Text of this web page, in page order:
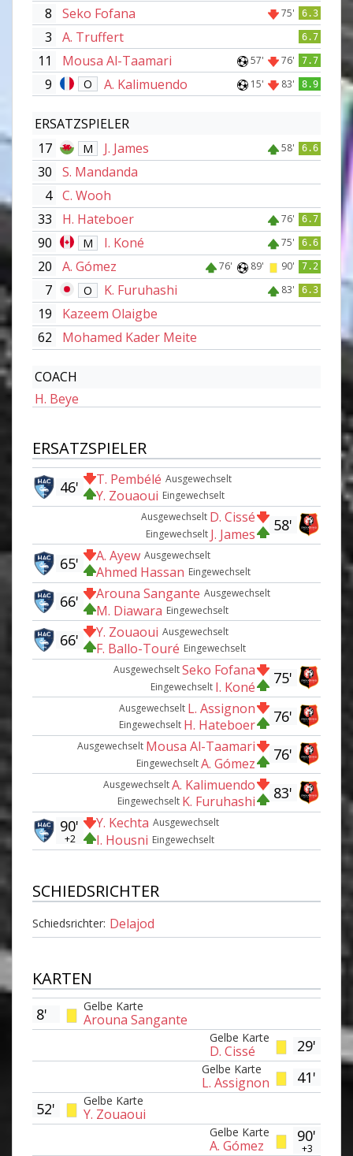
8 Seko Fofana 75' 6.3
3 A. Truffert 6.7
11 Mousa Al-Taamari 57' 76' 7.7
9 O A. Kalimuendo 15' 83' 8.9
ERSATZSPIELER
17
M J. James 58' 6.6
30
S. Mandanda
4 C. Wooh
33
H. Hateboer 76' 6.7
90 M I. Koné 75' 6.6
20 A. Gómez 76' 89' 90' 7.2
7 O K. Furuhashi 83' 6.3
19
Kazeem Olaigbe
62
Mohamed Kader Meite
COACH
H. Beye
ERSATZSPIELER
Ausgewechselt
T. Pembélé
Eingewechselt
Y. Zouaoui
46'
58'
Ausgewechselt D. Cissé
Eingewechselt J. James
Ausgewechselt
A. Ayew
Eingewechselt
Ahmed Hassan
65'
Ausgewechselt
Arouna Sangante
Eingewechselt
M. Diawara
66'
Ausgewechselt
Y. Zouaoui
Eingewechselt
F. Ballo-Touré
66'
75'
AusgewechseltSeko Fofana
Eingewechselt I. Koné
76'
Ausgewechselt L. Assignon
Eingewechselt H. Hateboer
76'
Ausgewechselt Mousa Al-Taamari
EingewechseltA. Gómez
83'
AusgewechseltA. Kalimuendo
Eingewechselt K. Furuhashi
Ausgewechselt
Y. Kechta
Eingewechselt
I. Housni
90'
+2
SCHIEDSRICHTER
Schiedsrichter: Delajod
KARTEN
Gelbe Karte
Arouna Sangante
8'
29'
Gelbe Karte
D. Cissé
41'
Gelbe Karte
L. Assignon
Gelbe Karte
Y. Zouaoui
52'
90'
+3
Gelbe Karte
A. Gómez